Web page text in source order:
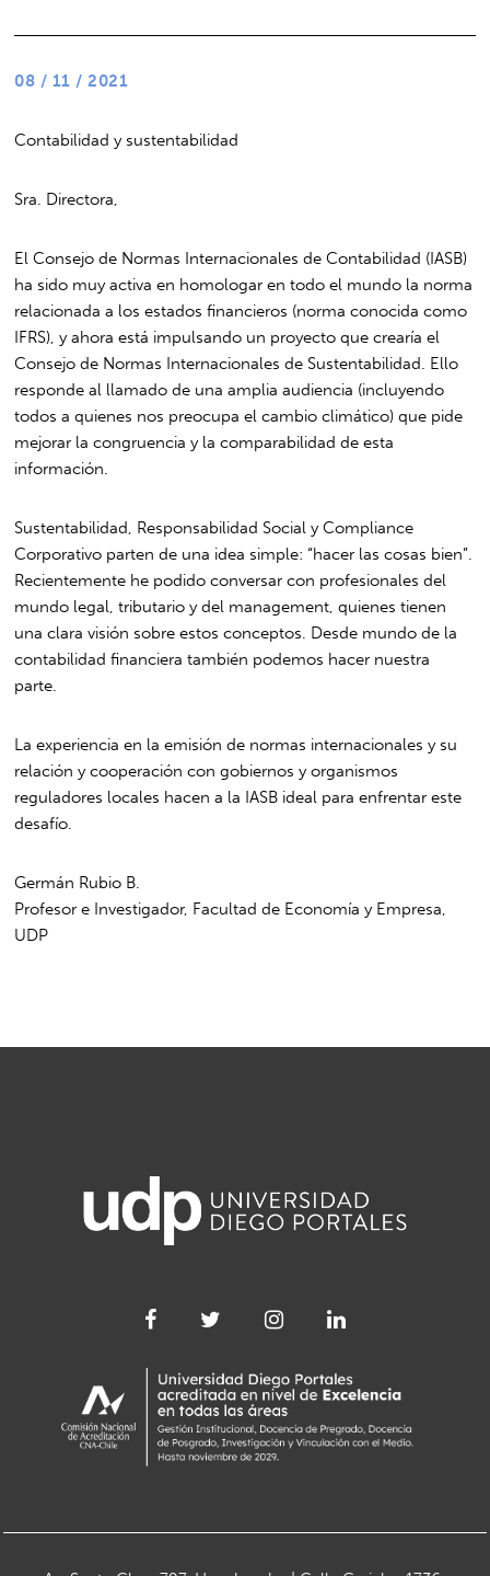
08 / 11 / 2021
Contabilidad y sustentabilidad
Sra. Directora,
El Consejo de Normas Internacionales de Contabilidad (IASB)
ha sido muy activa en homologar en todo el mundo la norma
relacionada a los estados financieros (norma conocida como
IFRS), y ahora está impulsando un proyecto que crearía el
Consejo de Normas Internacionales de Sustentabilidad. Ello
responde al llamado de una amplia audiencia (incluyendo
todos a quienes nos preocupa el cambio climático) que pide
mejorar la congruencia y la comparabilidad de esta
información.
Sustentabilidad, Responsabilidad Social y Compliance
Corporativo parten de una idea simple: “hacer las cosas bien”.
Recientemente he podido conversar con profesionales del
mundo legal, tributario y del management, quienes tienen
una clara visión sobre estos conceptos. Desde mundo de la
contabilidad financiera también podemos hacer nuestra
parte.
La experiencia en la emisión de normas internacionales y su
relación y cooperación con gobiernos y organismos
reguladores locales hacen a la IASB ideal para enfrentar este
desafío.
Germán Rubio B.
Profesor e Investigador, Facultad de Economía y Empresa,
UDP